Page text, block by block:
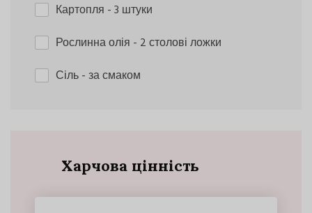
Картопля - 3 штуки
Рослинна олія - 2 столові ложки
Сіль- за смаком
Харчова цінність